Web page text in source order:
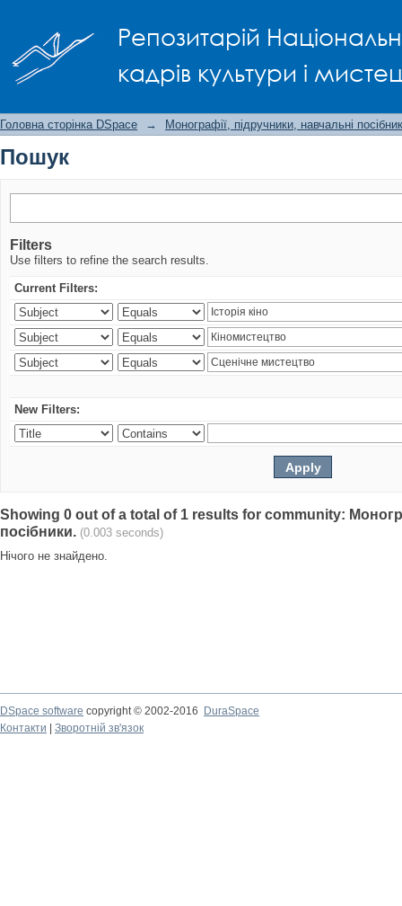
Репозитарій
кадрів культури і
Головна сторінка DSpace → Монографії, підручники, навчальні
Пошук
Filters
Use filters to refine the search results.
Current Filters:
New Filters:
Showing 0 out of a total of 1 results for community:
посібники. (0.003 seconds)
Нічого не знайдено.
DSpace software copyright © 2002-2016
DuraSpace
Контакти
Зворотній зв'язок